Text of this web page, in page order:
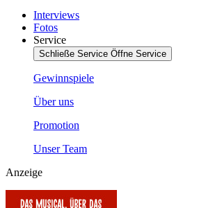
Interviews
Fotos
Service
Schließe Service Öffne Service
Gewinnspiele
Über uns
Promotion
Unser Team
Anzeige